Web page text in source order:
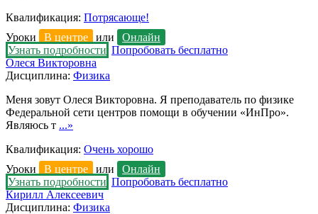
Квалификация: Потрясающе!
Уроки
В центре или
Онлайн
Узнать подробности Попробовать бесплатно
Олеся Викторовна
Дисциплина: Физика
Меня зовут Олеся Викторовна. Я преподаватель по физике
Федеральной сети центров помощи в обучении «ИнПро».
Являюсь т ...»
Квалификация: Очень хорошо
Уроки
В центре или
Онлайн
Узнать подробности Попробовать бесплатно
Кирилл Алексеевич
Дисциплина: Физика